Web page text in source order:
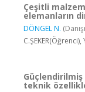
Çeşitli
elemanların
DÖNGEL N.
Güçlendirilmiş
teknik